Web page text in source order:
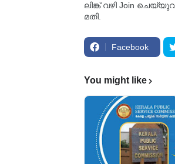
ലിങ്ക് വഴി Join
മതി.
Facebook
You might like